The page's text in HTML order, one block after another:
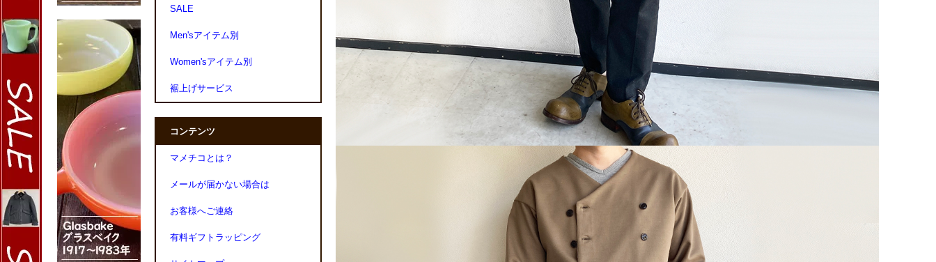
SALE
Men'sアイテム別
Women'sアイテム別
裾上げサービス
コンテンツ
マメチコとは？
メールが届かない場合は
お客様へご連絡
有料ギフトラッピング